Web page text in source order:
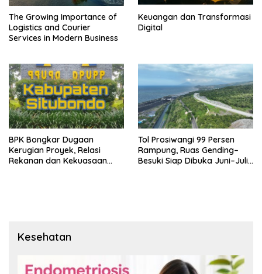
The Growing Importance of
Logistics and Courier
Services in Modern Business
Keuangan dan Transformasi
Digital
BPK Bongkar Dugaan
Kerugian Proyek, Relasi
Rekanan dan Kekuasaan
Tol Prosiwangi 99 Persen
Rampung, Ruas Gending–
Besuki Siap Dibuka Juni–Juli
Kesehatan